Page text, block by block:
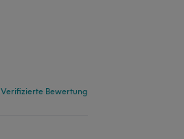
Verifizierte Bewertung